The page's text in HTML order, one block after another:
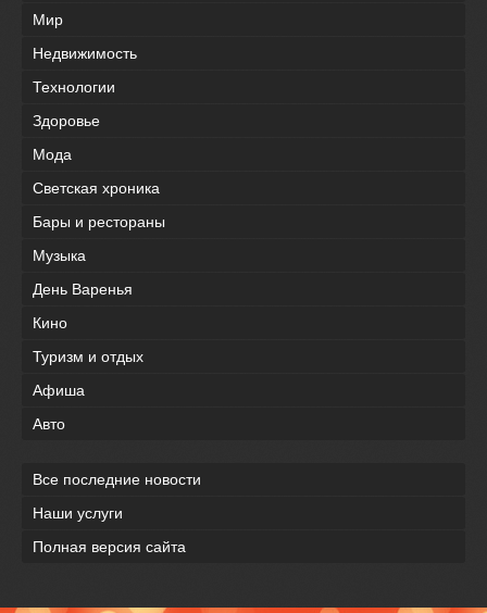
Мир
Недвижимость
Технологии
Здоровье
Мода
Светская хроника
Бары и рестораны
Музыка
День Варенья
Кино
Туризм и отдых
Афиша
Авто
Все последние новости
Наши услуги
Полная версия сайта